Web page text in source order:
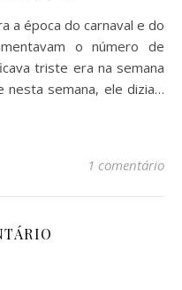
a época do carnaval e do
o número de
triste era na semana
nesta semana, ele dizia…
1 comentário